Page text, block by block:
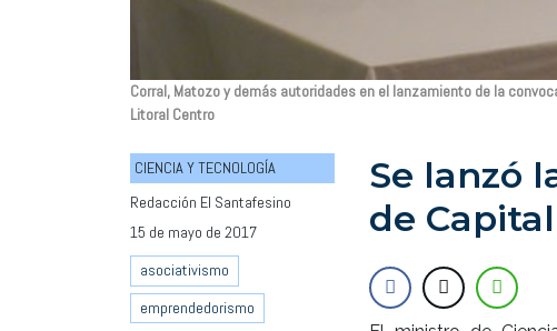
Corral, Matozo y demás autoridades en el lanzamiento de la
Litoral Centro
CIENCIA Y TECNOLOGÍA
Redacción El Santafesino
15 de mayo de 2017
asociativismo
emprendedorismo
Se lanzó
de